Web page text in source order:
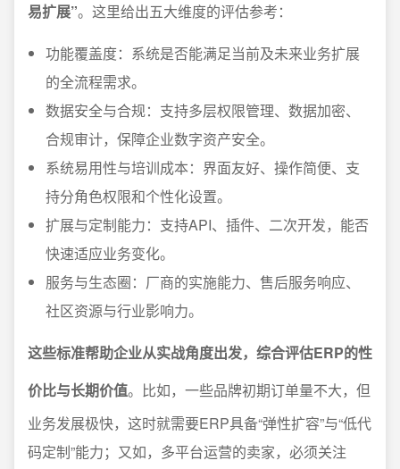
易扩展”。这里给出五大维度的评估参考：
功能覆盖度：系统是否能满足当前及未来业务扩展
的全流程需求。
数据安全与合规：支持多层权限管理、数据加密、
合规审计，保障企业数字资产安全。
系统易用性与培训成本：界面友好、操作简便、支
持分角色权限和个性化设置。
扩展与定制能力：支持API、插件、二次开发，能否
快速适应业务变化。
服务与生态圈：厂商的实施能力、售后服务响应、
社区资源与行业影响力。
这些标准帮助企业从实战角度出发，综合评估ERP的性
价比与长期价值。比如，一些品牌初期订单量不大，但
业务发展极快，这时就需要ERP具备“弹性扩容”与“低代
码定制”能力；又如，多平台运营的卖家，必须关注